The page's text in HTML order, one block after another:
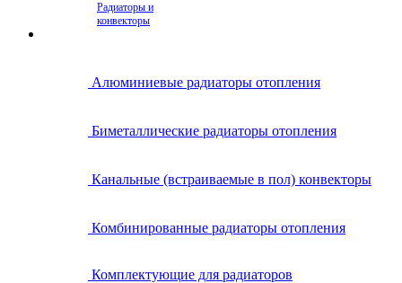
Радиаторы и
конвекторы
Алюминиевые радиаторы отопления
Биметаллические радиаторы отопления
Канальные (встраиваемые в пол) конвекторы
Комбинированные радиаторы отопления
Комплектующие для радиаторов